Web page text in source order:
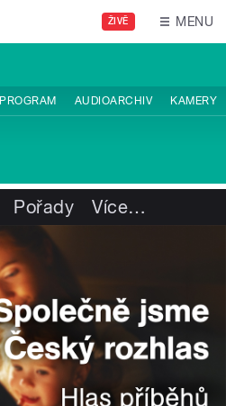
ŽIVĚ MENU
PROGRAM AUDIOARCHIV KAMERY
Pořady Více…